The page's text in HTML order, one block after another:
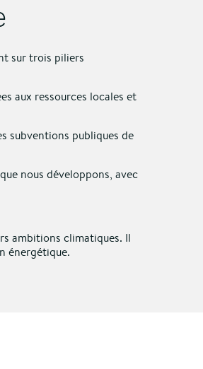
sur trois piliers
aux ressources locales et
subventions publiques de
nous développons, avec
ambitions climatiques. Il
énergétique.